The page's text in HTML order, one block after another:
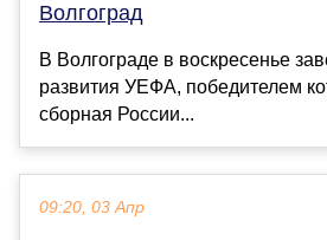
Волгоград
В Волгограде в воскресенье
развития УЕФА, победителем
сборная России...
09:20, 03 Апр